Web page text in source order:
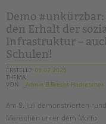
deutschen
Demo
den Erhalt der
Infrastruktur –
Schulen!
ERSTELLT 09.07.2025
THEMA
VON
_Admin B.Brecht-Hadraschek
Am 8. Juli demonstrierten
Menschen unter dem Motto